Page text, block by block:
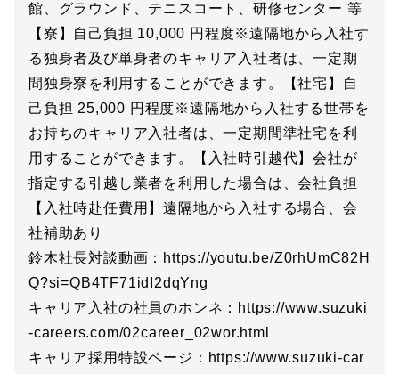
館、グラウンド、テニスコート、研修センター 等
【寮】自己負担 10,000 円程度※遠隔地から入社す
る独身者及び単身者のキャリア入社者は、一定期
間独身寮を利用することができます。【社宅】自
己負担 25,000 円程度※遠隔地から入社する世帯を
お持ちのキャリア入社者は、一定期間準社宅を利
用することができます。【入社時引越代】会社が
指定する引越し業者を利用した場合は、会社負担
【入社時赴任費用】遠隔地から入社する場合、会
社補助あり
鈴木社長対談動画：https://youtu.be/Z0rhUmC82H
Q?si=QB4TF71idI2dqYng
キャリア入社の社員のホンネ：https://www.suzuki
-careers.com/02career_02wor.html
キャリア採用特設ページ：https://www.suzuki-car